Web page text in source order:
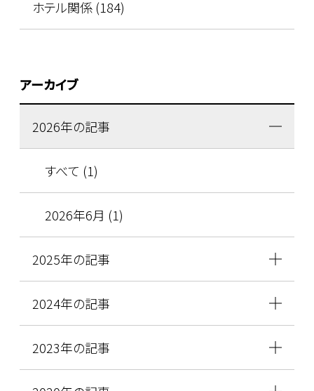
ホテル関係 (184)
アーカイブ
2026年の記事
すべて (1)
2026年6月 (1)
2025年の記事
2024年の記事
2023年の記事